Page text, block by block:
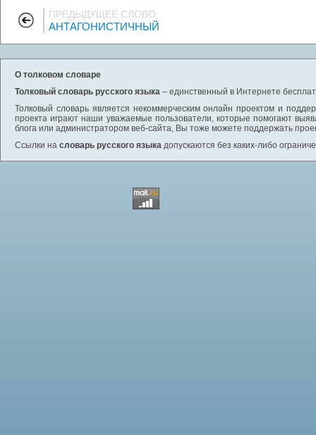
ПРЕДЫДУЩЕЕ СЛОВО
АНТАГОНИСТИЧНЫЙ
О толковом словаре
Толковый словарь русского языка – единственный в Интернете
Толковый словарь является некоммерческим онлайн проектом и
проекта играют наши уважаемые пользователи, которые помогают
блога или администратором веб-сайта, Вы тоже можете поддержать
Ссылки на словарь русского языка допускаются без каких-либо